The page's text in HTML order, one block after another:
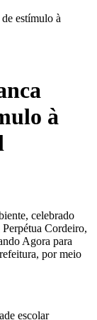
estímulo à
à
celebrado
Cordeiro,
Agora para
por meio
escolar